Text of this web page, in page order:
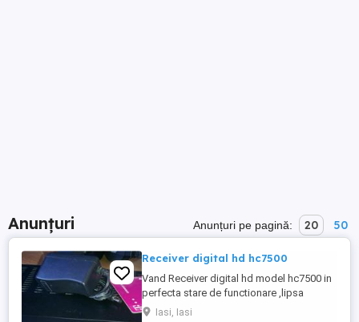
Anunțuri Anunțuri pe pagină: 20 50
Receiver digital hd hc7500
Vand Receiver digital hd model hc7500 in
perfecta stare de functionare ,lipsa
telecomanda
Iasi, Iasi